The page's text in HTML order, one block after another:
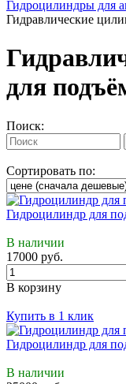
Гидроцилиндры для
Гидравлические
для
Поиск:
Сортировать по:
Гидроцилиндр для
В наличии
17000 руб.
В корзину
Купить в 1 клик
Гидроцилиндр для
В наличии